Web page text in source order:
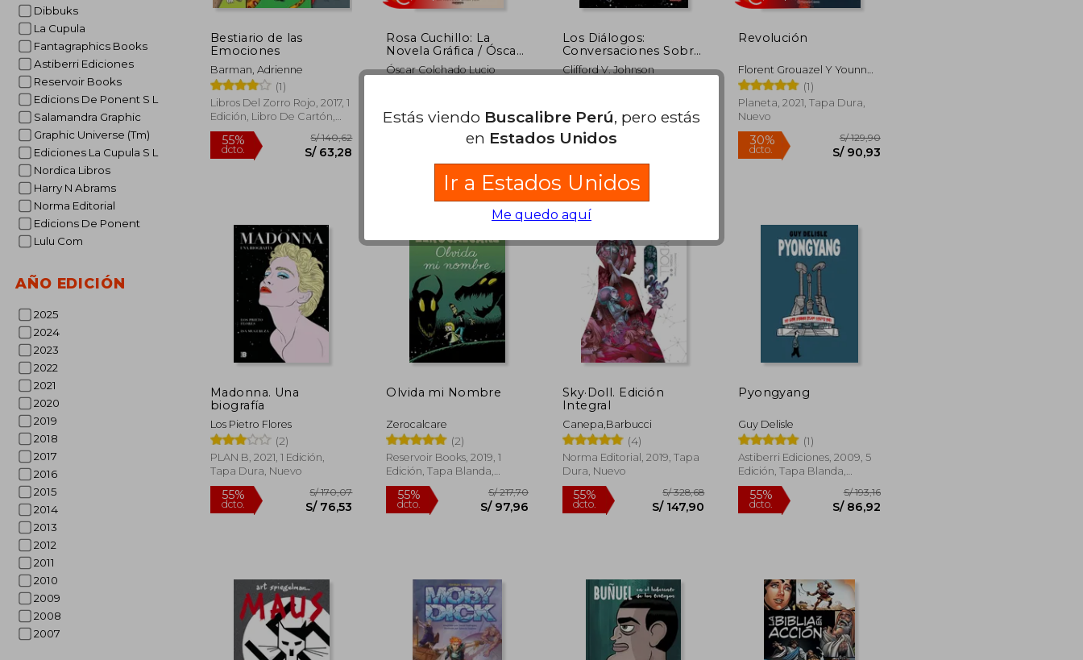
Dibbuks
La Cupula
Fantagraphics Books
Astiberri Ediciones
Reservoir Books
Edicions De Ponent S L
Salamandra Graphic
Graphic Universe (Tm)
Ediciones La Cupula S L
Nordica Libros
Harry N Abrams
Norma Editorial
Edicions De Ponent
Lulu Com
AÑO EDICIÓN
2025
2024
2023
2022
2021
2020
2019
2018
2017
2016
2015
2014
2013
2012
2011
2010
2009
2008
2007
Bestiario de las
Emociones
Barman, Adrienne
(1)
Libros Del Zorro Rojo, 2017, 1
Edición, Libro De Cartón,
Nuevo
55%
dcto.
Rosa Cuchillo: La
Novela Gráfica / Óscar
Colchado Lucio;
Ilustraciones: Daniela
Óscar Colchado Lucio
2020, Tapa Blanda, Nuevo
20%
dcto.
S/ 49,00
S/ 39,20
Rápido
Los Diálogos:
Conversaciones Sobre
la Naturaleza del
Universo
Clifford V. Johnson
Tapa Dura, Nuevo
55%
dcto.
S/ 224,05
Revolución
Florent Grouazel Y Younn
Locard
(1)
Planeta, 2021, Tapa Dura,
Nuevo
30%
Madonna. Una
biografía
Los Pietro Flores
(2)
PLAN B, 2021, 1 Edición,
Tapa Dura, Nuevo
Olvida mi Nombre
Zerocalcare
(2)
Reservoir Books, 2019, 1
Edición, Tapa Blanda,
Nuevo
Sky·Doll. Edición
Integral
Canepa,Barbucci
(4)
Norma Editorial, 2019, Tapa
Dura, Nuevo
Pyongyang
Guy Delisle
(1)
Astiberri Ediciones, 2009, 5
Edición, Tapa Blanda,
Nuevo
Estás viendo Buscalibre Perú, pero estás
en Estados Unidos
Ir a Estados Unidos
Me quedo aquí